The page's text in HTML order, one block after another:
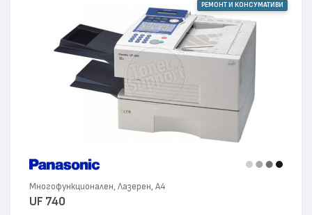
РЕМОНТ И КОНСУМАТИВИ
Многофункционален, Лазерен, А4
UF 740